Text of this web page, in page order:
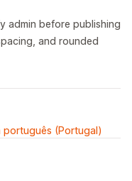
admin before publishing
and rounded
português (Portugal)